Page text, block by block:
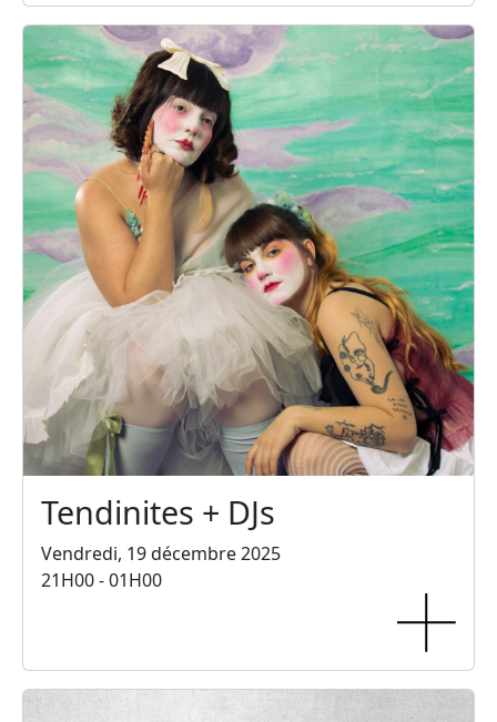
Tendinites + DJs
Vendredi, 19 décembre 2025
21H00 - 01H00